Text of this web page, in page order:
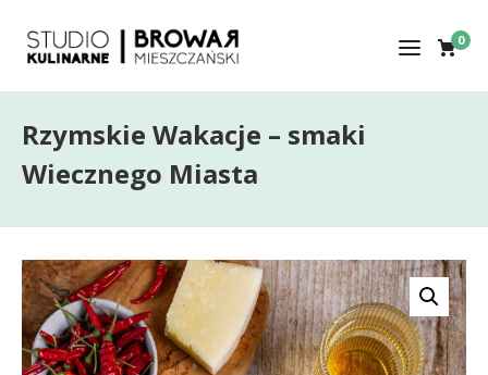
0
Rzymskie Wakacje – smaki
Wiecznego Miasta